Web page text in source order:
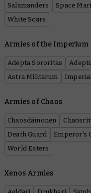
Salamanders
Space
White Scars
Armies of the Imperium
Adepta Sororitas
Astra Militarum
Armies of Chaos
Chaosdämonen
Death Guard
Emperor's
World Eaters
Xenos Armies